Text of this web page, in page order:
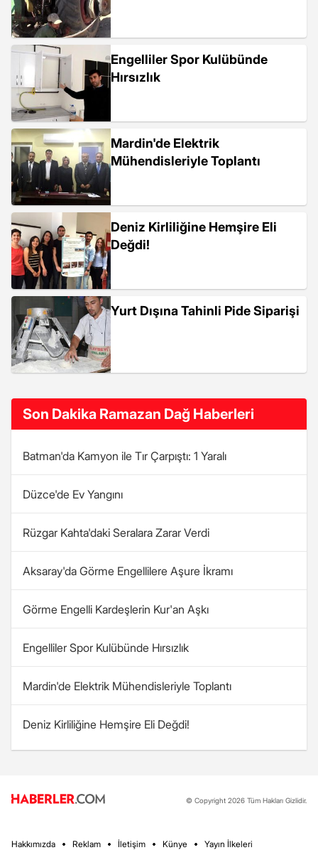
Engelliler Spor Kulübünde
Hırsızlık
Mardin'de Elektrik
Mühendisleriyle Toplantı
Deniz Kirliliğine Hemşire Eli
Değdi!
Yurt Dışına Tahinli Pide Siparişi
Son Dakika Ramazan Dağ Haberleri
Batman'da Kamyon ile Tır Çarpıştı: 1 Yaralı
Düzce'de Ev Yangını
Rüzgar Kahta'daki Seralara Zarar Verdi
Aksaray'da Görme Engellilere Aşure İkramı
Görme Engelli Kardeşlerin Kur'an Aşkı
Engelliler Spor Kulübünde Hırsızlık
Mardin'de Elektrik Mühendisleriyle Toplantı
Deniz Kirliliğine Hemşire Eli Değdi!
© Copyright 2026 Tüm Hakları Gizlidir.
Hakkımızda Reklam İletişim Künye Yayın İlkeleri